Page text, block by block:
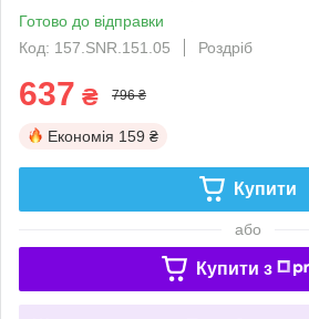
Готово до відправки
Код: 157.SNR.151.05
Роздріб
637 ₴ 796 ₴
Економія 159 ₴
Купити
або
Купити з